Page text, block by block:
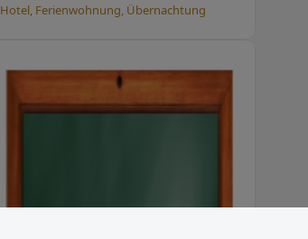
Hotel, Ferienwohnung, Übernachtung